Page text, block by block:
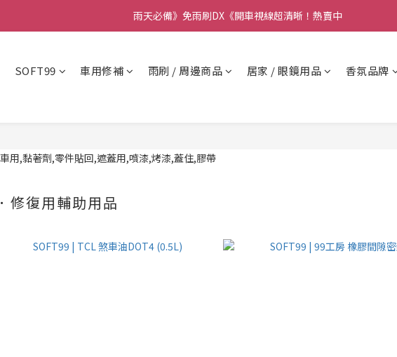
【重要】本公司不會在假日、非上班時段以電話連絡，若有疑慮請聯絡我們
雨天必備》免雨刷DX《開車視線超清晰！熱賣中
SOFT99 車用修補 雨刷 / 周邊商品 居家 / 眼鏡用品
香氛品牌
．修復用輔助用品